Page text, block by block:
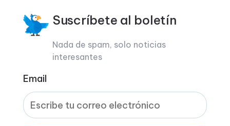
Suscríbete al boletín
Nada de spam, solo noticias
interesantes
Email